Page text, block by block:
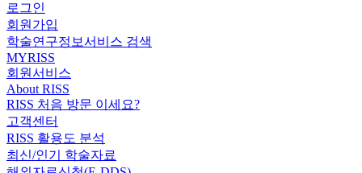
로그인
회원가입
학술연구정보서비스 검색
MYRISS
회원서비스
About RISS
RISS 처음 방문 이세요?
고객센터
RISS 활용도 분석
최신/인기 학술자료